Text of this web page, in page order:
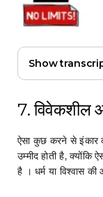
Show
7. विवेकशील
ऐसा कुछ करने से इंकार
उम्मीद होती है, क्योंकि
है । धर्म या विश्वास